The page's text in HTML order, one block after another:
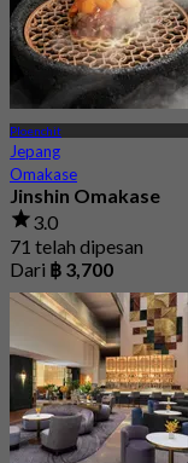
Ploenchit
Jepang
Omakase
Jinshin Omakase
3.0
71 telah dipesan
Dari ฿ 3,700